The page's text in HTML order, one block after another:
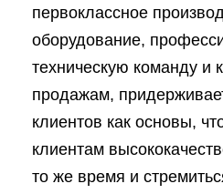
первоклассное
оборудование,
техническую команду и
продажам,
клиентов как основы,
клиентам
то же время и